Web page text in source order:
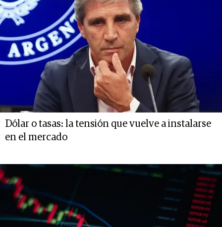
Dólar o tasas: la tensión que vuelve a instalarse
en el mercado